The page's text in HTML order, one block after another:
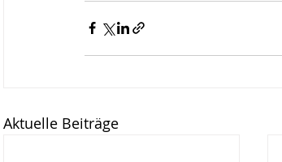
Aktuelle Beiträge